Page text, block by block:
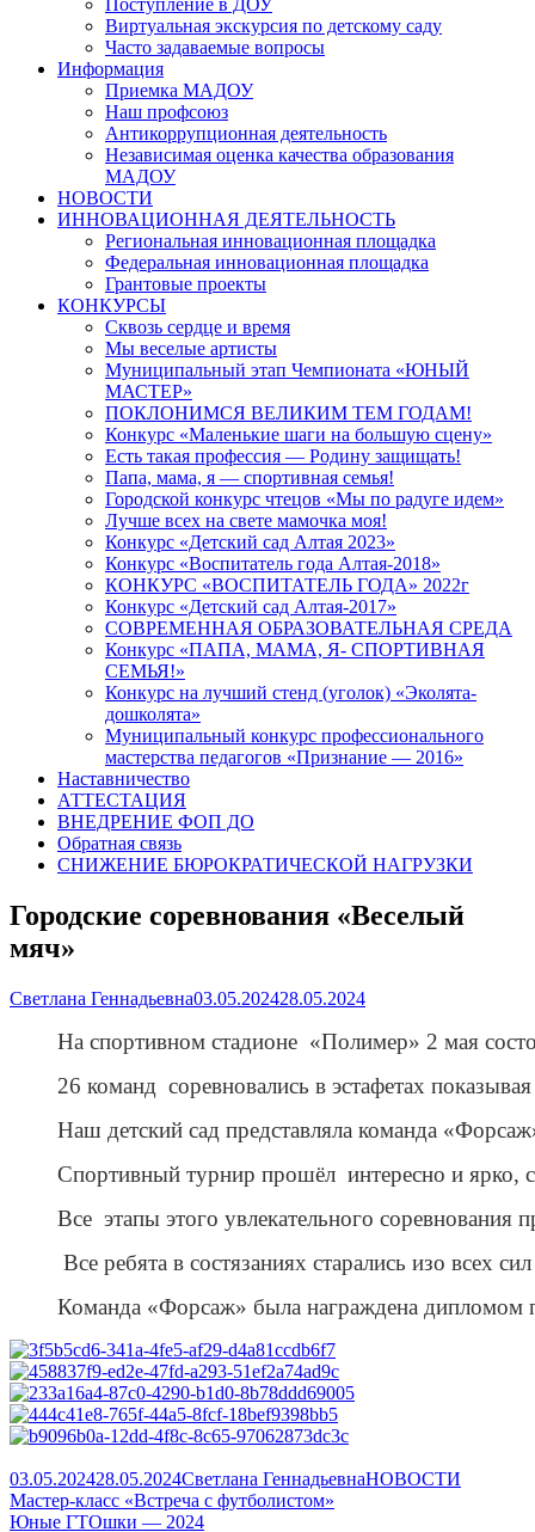
Поступление в ДОУ
Виртуальная экскурсия по детскому саду
Часто задаваемые вопросы
Информация
Приемка МАДОУ
Наш профсоюз
Антикоррупционная деятельность
Независимая оценка качества образования
МАДОУ
НОВОСТИ
ИННОВАЦИОННАЯ ДЕЯТЕЛЬНОСТЬ
Региональная инновационная площадка
Федеральная инновационная площадка
Грантовые проекты
КОНКУРСЫ
Сквозь сердце и время
Мы веселые артисты
Муниципальный этап Чемпионата «ЮНЫЙ
МАСТЕР»
ПОКЛОНИМСЯ ВЕЛИКИМ ТЕМ ГОДАМ!
Конкурс «Маленькие шаги на большую сцену»
Есть такая профессия — Родину защищать!
Папа, мама, я — спортивная семья!
Городской конкурс чтецов «Мы по радуге идем»
Лучше всех на свете мамочка моя!
Конкурс «Детский сад Алтая 2023»
Конкурс «Воспитатель года Алтая-2018»
КОНКУРС «ВОСПИТАТЕЛЬ ГОДА» 2022г
Конкурс «Детский сад Алтая-2017»
СОВРЕМЕННАЯ ОБРАЗОВАТЕЛЬНАЯ СРЕДА
Конкурс «ПАПА, МАМА, Я- СПОРТИВНАЯ
СЕМЬЯ!»
Конкурс на лучший стенд (уголок) «Эколята-
дошколята»
Муниципальный конкурс профессионального
мастерства педагогов «Признание — 2016»
Наставничество
АТТЕСТАЦИЯ
ВНЕДРЕНИЕ ФОП ДО
Обратная связь
СНИЖЕНИЕ БЮРОКРАТИЧЕСКОЙ НАГРУЗКИ
Городские соревнования «Веселый
мяч»
Author
Светлана ГеннадьевнаPublished
03.05.202428.05.2024
На спортивном стадионе  «Полимер» 2 мая
26 команд  соревновались в эстафетах
Наш детский сад представляла команда
Спортивный турнир прошёл  интересно и ярко,
Все  этапы этого увлекательного
Все ребята в состязаниях старались изо всех
Команда «Форсаж» была награждена дипломом
Published
on
03.05.202428.05.2024Author
Светлана ГеннадьевнаCategories
НОВОСТИ
Навигация
Previous
article:
Мастер-класс «Встреча с футболистом»
Next
Юные ГТОшки — 2024